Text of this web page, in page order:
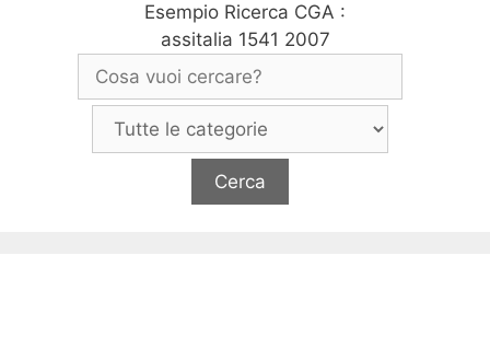
Esempio Ricerca CGA :
assitalia 1541 2007